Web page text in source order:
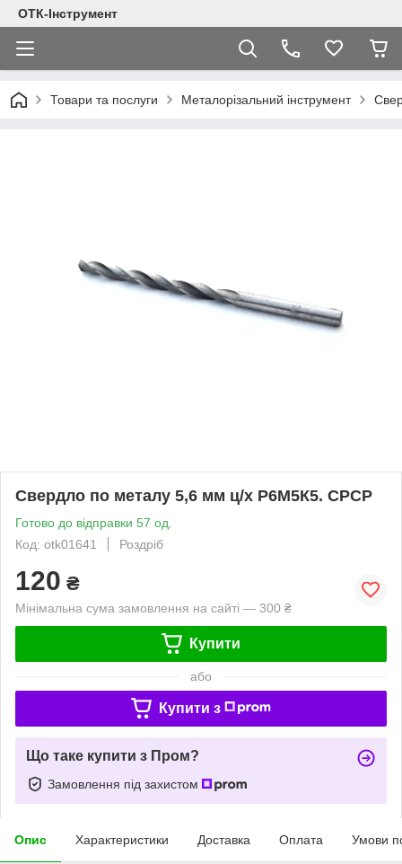
ОТК-Інструмент
Товари та послуги Металорізальний інструмент
Свердло по металу 5,6 мм ц/х Р6М5К5. СРСР
Готово до відправки 57 од.
Код: otk01641
Роздріб
120 ₴
Мінімальна сума замовлення на сайті — 300 ₴
Купити
або
Купити з
Що таке купити з Пром?
Замовлення під захистом
Опис Характеристики Доставка Оплата Умови